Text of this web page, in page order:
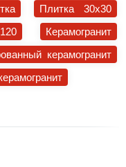
Плитка 30x30
Керамогранит
керамогранит